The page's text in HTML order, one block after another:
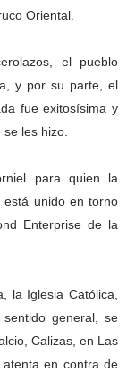
Oriental.
el pueblo
y por su parte, el
fue exitosísima y
les hizo.
para quien la
está unido en torno
Enterprise de la
la Iglesia Católica,
general, se
Calizas, en Las
en contra de